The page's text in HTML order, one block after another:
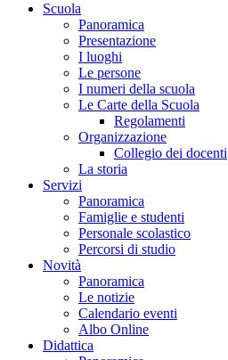
Scuola
Panoramica
Presentazione
I luoghi
Le persone
I numeri della scuola
Le Carte della Scuola
Regolamenti
Organizzazione
Collegio dei docenti
La storia
Servizi
Panoramica
Famiglie e studenti
Personale scolastico
Percorsi di studio
Novità
Panoramica
Le notizie
Calendario eventi
Albo Online
Didattica